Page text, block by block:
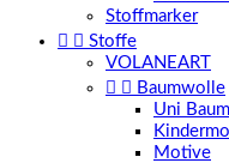
Stoffmarker
  Stoffe
VOLANEART
  Baumwolle
Uni
Motive